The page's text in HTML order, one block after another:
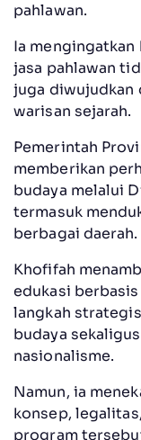
pahlawan.
Ia
jasa pahlawan
juga diwujudkan
warisan sejarah.
Pemerintah
memberikan
budaya melalui
termasuk
berbagai daerah.
Khofifah
edukasi
langkah
budaya
nasionalisme.
Namun, ia
konsep,
program